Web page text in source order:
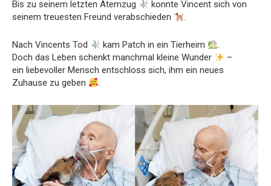
Bis zu seinem letzten Atemzug
konnte Vincent sich von
seinem treuesten Freund verabschieden
.
Nach Vincents Tod kam Patch in ein Tierheim
.
Doch das Leben schenkt manchmal kleine Wunder
–
ein liebevoller Mensch entschloss sich, ihm ein neues
Zuhause zu geben
.